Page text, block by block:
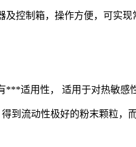
控制箱，操作方便，可实
适用性， 适用于对热敏感
到流动性极好的粉末颗粒